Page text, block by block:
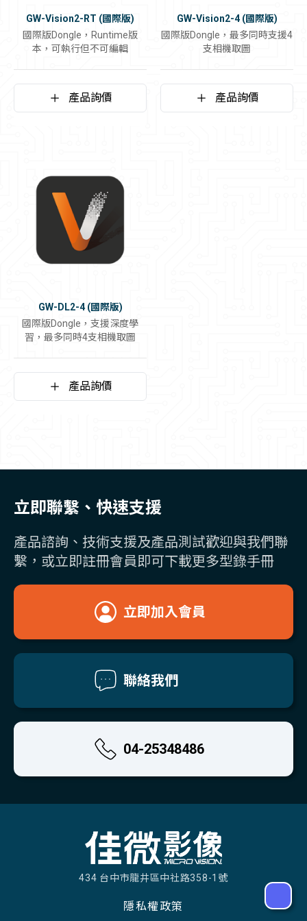
GW-Vision2-RT (國際版)
國際版Dongle，Runtime版
本，可執行但不可編輯
產品詢價
GW-Vision2-4 (國際版)
國際版Dongle，最多同時支援4
支相機取圖
產品詢價
GW-DL2-4 (國際版)
國際版Dongle，支援深度學
習，最多同時4支相機取圖
產品詢價
立即聯繫、快速支援
產品諮詢、技術支援及產品測試歡迎與我們聯
繫，或立即註冊會員即可下載更多型錄手冊
立即加入會員
聯絡我們
04-25348486
434 台中市龍井區中社路358-1號
隱私權政策